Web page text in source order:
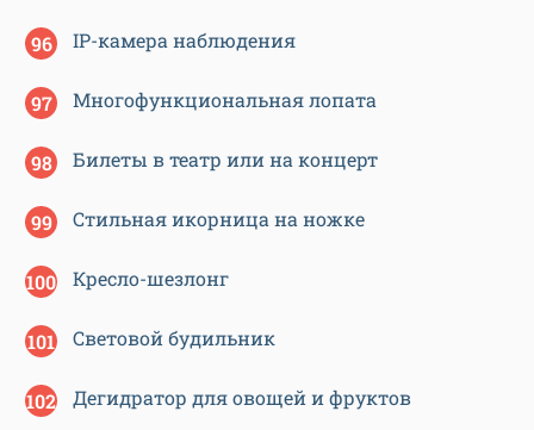
IP-камера наблюдения
Многофункциональная лопата
Билеты в театр или на концерт
Стильная икорница на ножке
Кресло-шезлонг
Световой будильник
Дегидратор для овощей и фруктов